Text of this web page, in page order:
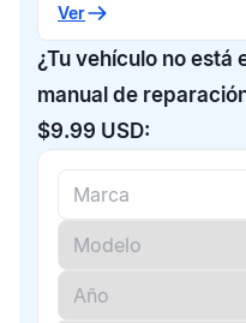
Ver
¿Tu vehículo no está
manual de
$9.99 USD: